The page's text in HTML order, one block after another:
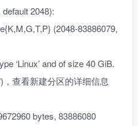
2048):
(2048-83886079,
‘Linux’ and of size 40 GiB.
，查看新建分区的详细信息
bytes, 83886080